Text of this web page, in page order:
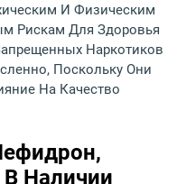
И Физическим
Рискам Для Здоровья
Наркотиков
Поскольку Они
На Качество
Наличии